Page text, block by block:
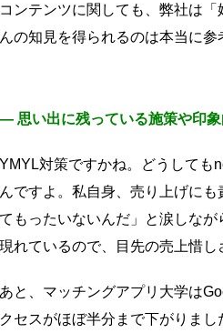
コンテンツに関しても、弊社は
んの知見を得られるのは本当に参
― 思い出に残っている施策や印象
YMYL対策ですかね。どうしても
んですよ。私自身、売り上げに
てもったいないんだ」と涙しな
現れているので、目先の売上惜し
あと、マッチングアプリ大学は
クセスがほぼ半分まで下がりま